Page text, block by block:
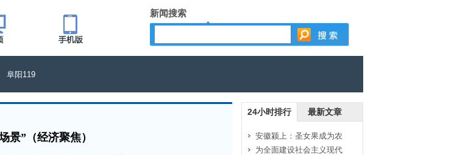
新闻搜索
阜阳119
景”（经济聚焦）
24小时排行 最新文章
安徽颍上：圣女果成为农
为全面建设社会主义现代